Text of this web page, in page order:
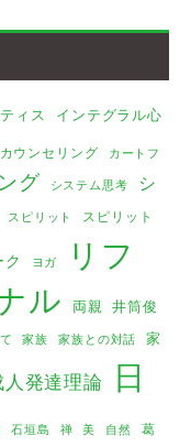
ィス
インテグラル心
カウンセリング
カートフ
グ システム思考
シ
スピリット スピリット
ヨガ
リフ
ル 両親 井筒俊
家族 家族との対話 家
人発達理論
日
石垣島 禅 美 自然
葛